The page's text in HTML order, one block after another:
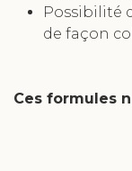
Possibilité
de façon
Ces formules